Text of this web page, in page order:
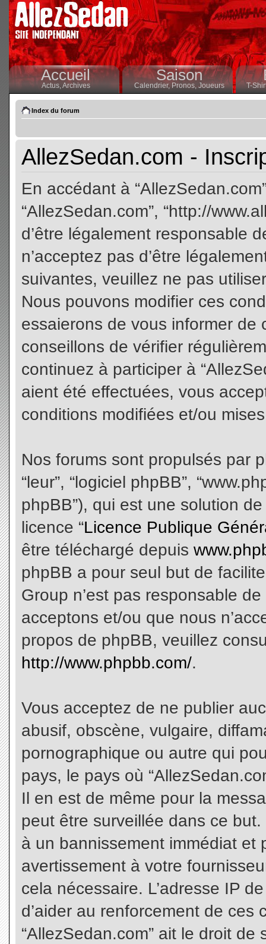
Accueil
Actus,Archives
Saison
Calendrier,Pronos, Joueurs T-
Index du forum
AllezSedan.com -
En accédant à
“AllezSedan.com”, “http://
d’être légalement responsable
n’acceptez pas d’être
suivantes, veuillez ne pas
Nous pouvons modifier ces
essaierons de vous informer
conseillons de vérifier
continuez à participer à
aient été effectuées, vous
conditions modifiées et/ou
Nos forums sont propulsés par
“leur”, “logiciel phpBB”,
phpBB”), qui est une solution
licence “Licence Publique
être téléchargé depuis
phpBB a pour seul but de
Group n’est pas responsable
acceptons et/ou que nous
propos de phpBB, veuillez
http://www.phpbb.com/.
Vous acceptez de ne publier
abusif, obscène, vulgaire,
pornographique ou autre qui
pays, le pays où
Il en est de même pour la
peut être surveillée dans ce
à un bannissement immédiat et
avertissement à votre
cela nécessaire. L’adresse IP
d’aider au renforcement de
“AllezSedan.com” ait le droit de